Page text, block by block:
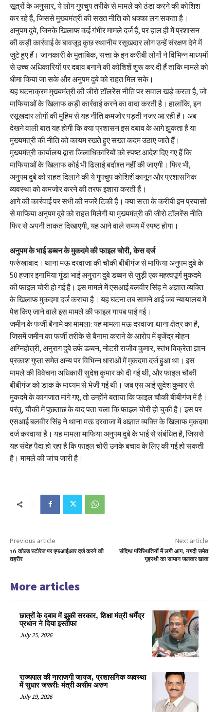
सूत्रों के अनुसार, ये लोग गुपचुप तरीके से मामले को ठंडा करने की कोशिश
कर रहे हैं, जिससे मुख्यमंत्री की सख्त नीति को धक्का लग सकता है।
अनुपम दुबे, जिनके खिलाफ कई गंभीर मामले दर्ज हैं, पर हाल ही में प्रशासन
की कड़ी कार्रवाई के बावजूद कुछ स्थानीय रसूखदार लोग उन्हें संरक्षण देने में
जुटे हुए हैं। जानकारी के मुताबिक, सत्ता के इन करीबी लोगों ने विभिन्न माध्यमों
से उच्च अधिकारियों पर दबाव बनाने की कोशिशें शुरू कर दी हैं ताकि मामले को
धीमा किया जा सके और अनुपम दुबे को राहत मिल सके।
यह घटनाक्रम मुख्यमंत्री की जीरो टॉलरेंस नीति पर सवाल खड़े करता है, जो
माफियाओं के खिलाफ कड़ी कार्रवाई करने का वादा करती है। हालांकि, इन
रसूखदार लोगों की मुहिम से यह नीति कमजोर पड़ती नजर आ रही है। अब
देखने वाली बात यह होगी कि क्या प्रशासन इस दबाव के आगे झुकता है या
मुख्यमंत्री की नीति को कायम रखते हुए सख्त कदम उठाए जाते हैं।
मुख्यमंत्री कार्यालय द्वारा जिलाधिकारियों को स्पष्ट आदेश दिए गए हैं कि
माफियाओं के खिलाफ कोई भी ढिलाई बर्दाश्त नहीं की जाएगी। फिर भी,
अनुपम दुबे को राहत दिलाने की ये गुपचुप कोशिशें कानून और प्रशासनिक
व्यवस्था को कमजोर करने की तरफ इशारा करती हैं।
आगे की कार्रवाई पर सभी की नजरें टिकी हैं। क्या सत्ता के करीबी इन प्रयासों
से माफिया अनुपम दुबे को राहत मिलेगी या मुख्यमंत्री की जीरो टॉलरेंस नीति
फिर से अपनी ताकत दिखाएगी, यह आने वाले समय में स्पष्ट होगा।
अनुपम के भाई डब्बन के मुकदमे की फाइल चोरी, केस दर्ज
फर्रुखाबाद। थाना मऊ दरवाजा की चौकी बीबीगंज से माफिया अनुपम दुबे के
50 हजार इनामिया गुंडा भाई अनुराग दुबे डब्बन से जुड़ी एक महत्वपूर्ण मुकदमे
की फाइल चोरी हो गई है। इस मामले में एसआई बलवीर सिंह ने अज्ञात व्यक्ति
के खिलाफ मुकदमा दर्ज कराया है। यह घटना तब सामने आई जब न्यायालय में
पेश किए जाने वाले इस मामले की फाइल गायब पाई गई।
जमीन के फर्जी बैनामे का मामला: यह मामला मऊ दरवाजा थाना क्षेत्र का है,
जिसमें जमीन का फर्जी तरीके से बैनामा कराने के आरोप में बृजेंद्र मोहन
अग्निहोत्री, अनुराग दुबे उर्फ डब्बन, नोटरी राजीव कुमार, स्तंभ विक्रेता ज्ञान
प्रकाश गुप्ता समेत अन्य पर विभिन्न धाराओं में मुकदमा दर्ज हुआ था। इस
मामले की विवेचना अधिकारी सुदेश कुमार को दी गई थी, और फाइल चौकी
बीबीगंज को डाक के माध्यम से भेजी गई थी। जब एस आई सुदेश कुमार से
मुकदमे के कागजात मांगे गए, तो उन्होंने बताया कि फाइल चौकी बीबीगंज में है।
परंतु, चौकी में पूछताछ के बाद पता चला कि फाइल चोरी हो चुकी है। इस पर
एसआई बलवीर सिंह ने थाना मऊ दरवाजा में अज्ञात व्यक्ति के खिलाफ मुकदमा
दर्ज करवाया है। यह मामला माफिया अनुपम दुबे के भाई से संबंधित है, जिससे
यह संदेह पैदा हो रहा है कि फाइल चोरी उनके बचाव के लिए की गई हो सकती
है। मामले की जांच जारी है।
Previous article
16 कोल्ड स्टोरेज पर एफआईआर दर्ज करने की
तहरीर
Next article
संदिग्ध परिस्थितियों में लगी आग, नगदी समेत
गृहस्थी का सामान जलकर खाक
More articles
छात्रों के दबाव में झुकी सरकार, शिक्षा मंत्री धर्मेंद्र
प्रधान ने दिया इस्तीफा
July 25, 2026
राज्यपाल की नाराजगी जायज, प्रशासनिक व्यवस्था
में सुधार जरूरी: मंत्री असीम अरुण
July 19, 2026